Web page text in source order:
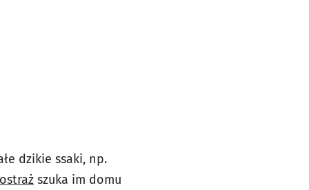
dzikie ssaki, np.
szuka im domu